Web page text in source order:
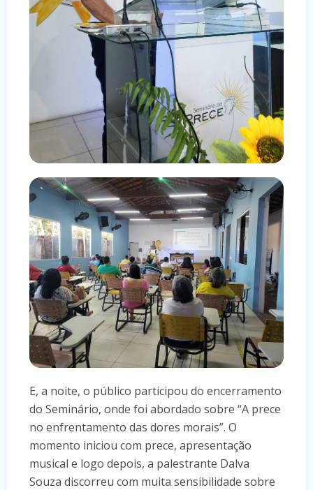
E, a noite, o público participou do encerramento
do Seminário, onde foi abordado sobre “A prece
no enfrentamento das dores morais”. O
momento iniciou com prece, apresentação
musical e logo depois, a palestrante Dalva
Souza discorreu com muita sensibilidade sobre